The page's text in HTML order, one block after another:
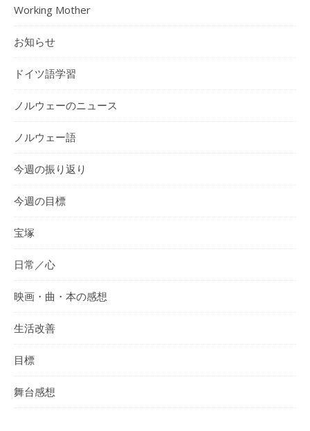
Working Mother
お知らせ
ドイツ語学習
ノルウェーのニュース
ノルウェー語
今週の振り返り
今週の目標
宝塚
日常／心
映画・曲・本の感想
生活改善
目標
舞台感想